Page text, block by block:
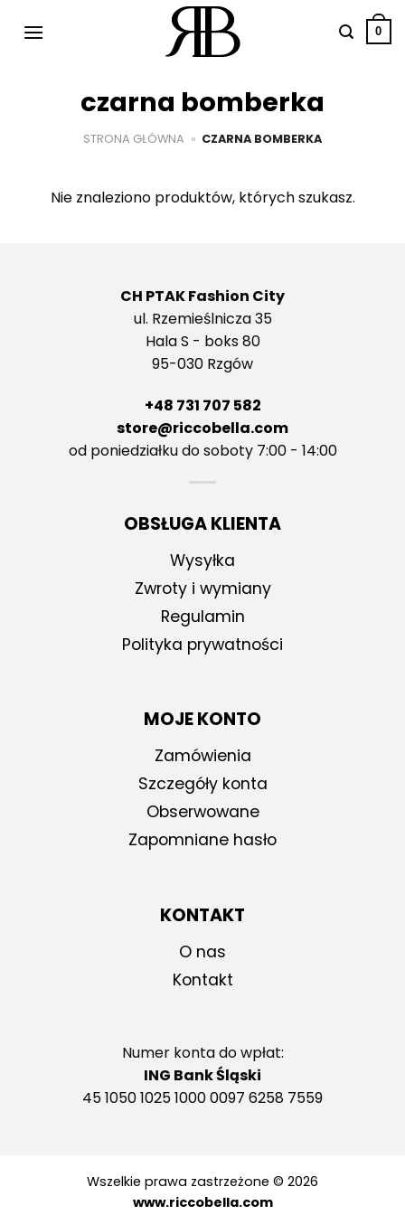
0
czarna bomberka
STRONA GŁÓWNA » CZARNA BOMBERKA
Nie znaleziono produktów, których szukasz.
CH PTAK Fashion City
ul. Rzemieślnicza 35
Hala S - boks 80
95-030 Rzgów
+48 731 707 582
store@riccobella.com
od poniedziałku do soboty 7:00 - 14:00
OBSŁUGA KLIENTA
Wysyłka
Zwroty i wymiany
Regulamin
Polityka prywatności
MOJE KONTO
Zamówienia
Szczegóły konta
Obserwowane
Zapomniane hasło
KONTAKT
O nas
Kontakt
Numer konta do wpłat:
ING Bank Śląski
45 1050 1025 1000 0097 6258 7559
Wszelkie prawa zastrzeżone © 2026
www.riccobella.com